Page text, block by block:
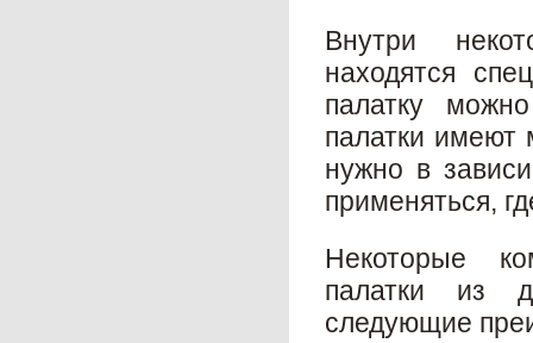
Внутри
находятся
палатку
палатки имеют
нужно в
применяться,
Некоторые
палатки из
следующие